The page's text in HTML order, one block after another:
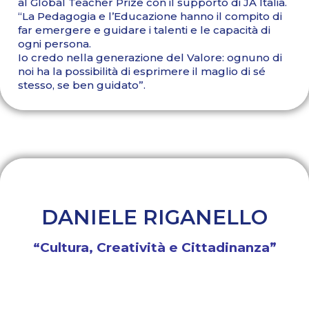
“La Pedagogia e l’Educazione hanno il compito di
far emergere e guidare i talenti e le capacità di
ogni persona.
Io credo nella generazione del Valore: ognuno di
noi ha la possibilità di esprimere il maglio di sé
stesso, se ben guidato”.
DANIELE RIGANELLO
“Cultura, Creatività e Cittadinanza”